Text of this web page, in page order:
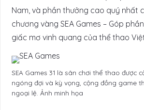
Nam, và phần thưởng cao quý nhất
chương vàng SEA Games – Góp
giấc mơ vinh quang của thể thao
SEA Games 31 là sân chơi thể thao được
ngóng đợi và kỳ vọng, cộng đồng game
ngoại lệ. Ảnh minh họa